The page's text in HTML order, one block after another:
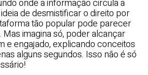
onde a informação circula a
de desmistificar o direito por
tão popular pode parecer
Mas imagina só, poder alcançar
e engajado, explicando conceitos
alguns segundos. Isso não é só